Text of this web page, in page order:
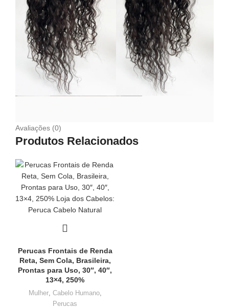
Avaliações (0)
Produtos Relacionados
Perucas Frontais de Renda
Reta, Sem Cola, Brasileira,
Prontas para Uso, 30″, 40″,
13×4, 250%
Mulher, Cabelo Humano,
Perucas